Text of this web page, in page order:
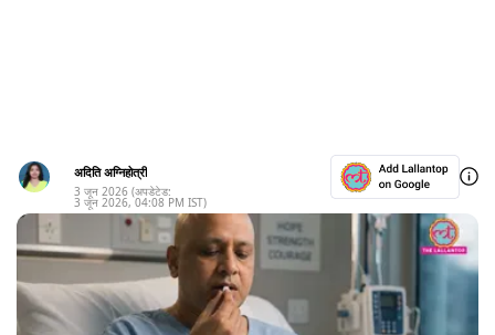
अदिति अग्निहोत्री
3 जून 2026 (अपडेटेड:
3 जून 2026, 04:08 PM IST)